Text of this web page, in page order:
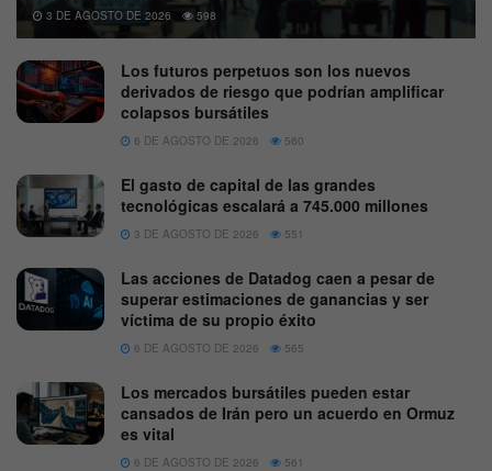
3 DE AGOSTO DE 2026 598
Los futuros perpetuos son los nuevos
derivados de riesgo que podrían amplificar
colapsos bursátiles
6 DE AGOSTO DE 2026 560
El gasto de capital de las grandes
tecnológicas escalará a 745.000 millones
3 DE AGOSTO DE 2026 551
Las acciones de Datadog caen a pesar de
superar estimaciones de ganancias y ser
víctima de su propio éxito
6 DE AGOSTO DE 2026 565
Los mercados bursátiles pueden estar
cansados de Irán pero un acuerdo en Ormuz
es vital
6 DE AGOSTO DE 2026 561